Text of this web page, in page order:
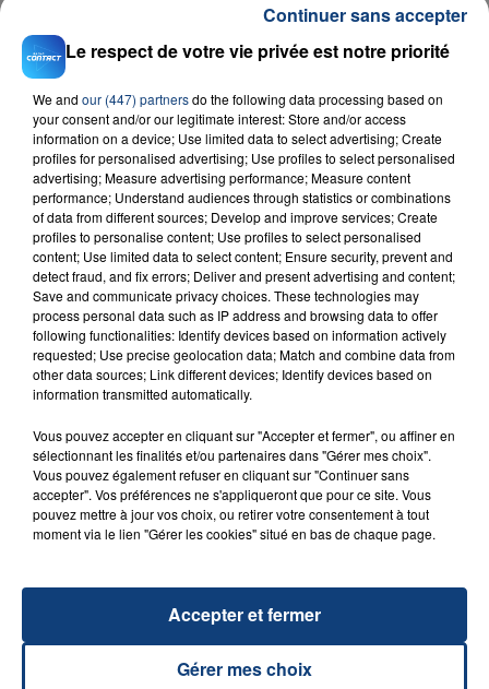
23 juillet 2026
INCENDIE MORTEL À LENS : UNE FEMME ET
SON BÉBÉ ENTRE LA VIE ET LA...
Un homme s'est immolé par le feu après avoir
aspergé sa compagne et leur bébé de trois mois
d'un liquide inflammable.
20 juillet 2026
UNE ADOLESCENTE DEVANT SE FAIRE
La famille a porté plainte contre la clinique qui a
reconnu sa responsabilité et présenté ses
TITRES DIFFUSÉS
Le respect de votre vie privée est notre priorité
We and our (447) partnersdo the following data processing based on
your consent and/or our legitimate interest: Store and/or access
information on a device; Use limited data to select advertising; Create
profiles for personalised advertising; Use profiles to select personalised
advertising; Measure advertising performance; Measure content
performance; Understand audiences through statistics or combinations
of data from different sources; Develop and improve services; Create
profiles to personalise content; Use profiles to select personalised
content; Use limited data to select content; Ensure security, prevent and
detect fraud, and fix errors; Deliver and present advertising and content;
Save and communicate privacy choices. These technologies may
process personal data such as IP address and browsing data to offer
following functionalities: Identify devices based on information actively
requested; Use precise geolocation data; Match and combine data from
other data sources; Link different devices; Identify devices based on
information transmitted automatically.
Vous pouvez accepter en cliquant sur "Accepter et fermer", ou affiner en
sélectionnant les finalités et/ou partenaires dans "Gérer mes choix".
Vous pouvez également refuser en cliquant sur "Continuer sans
accepter". Vos préférences ne s'appliqueront que pour ce site. Vous
pouvez mettre à jour vos choix, ou retirer votre consentement à tout
moment via le lien "Gérer les cookies" situé en bas de chaque page.
Gérer mes choix
Accepter et fermer
Continuer sans accepter